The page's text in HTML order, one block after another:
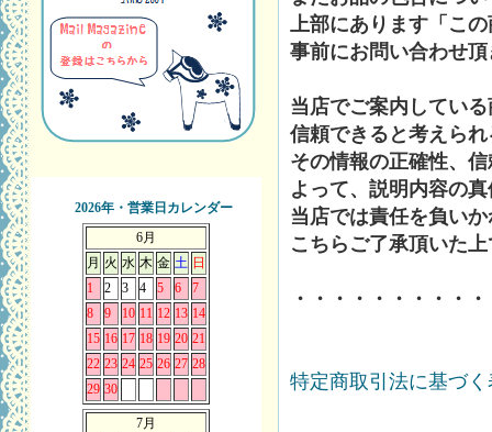
2026年・営業日カレンダー
6月
月 火 水 木 金 土 日
1
2 3 4 5 6
7
8
9 10 11 12 13 14
15 16 17 18 19 20 21
22 23 24 25 26 27 28
29 30
7月
上部にあります「こ
事前にお問い合わせ
当店でご案内してい
信頼できると考えら
その情報の正確性、
よって、説明内容の
当店では責任を負い
こちらご了承頂いた
・・・・・・・・・
特定商取引法に基づ